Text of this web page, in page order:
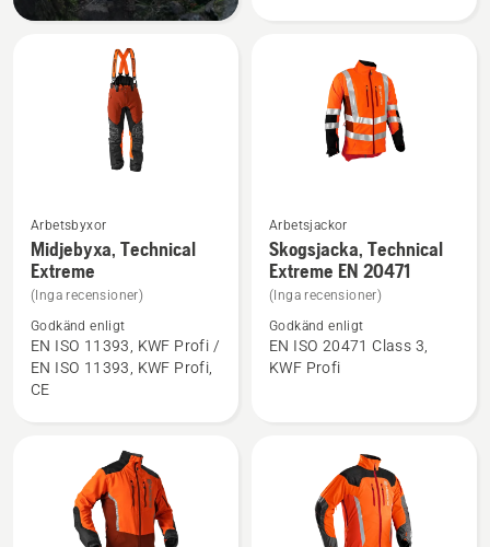
Se
mer
information
om
Midjebyxa,
Technical
Extreme
Arbetsbyxor
Midjebyxa, Technical
Extreme
(Inga recensioner)
Godkänd enligt
EN ISO 11393, KWF Profi /
EN ISO 11393, KWF Profi,
CE
Se
mer
information
om
Skogsjacka,
Technical
Arbetsjackor
Skogsjacka, Technical
Extreme EN 20471
(Inga recensioner)
Godkänd enligt
EN ISO 20471 Class 3,
KWF Profi